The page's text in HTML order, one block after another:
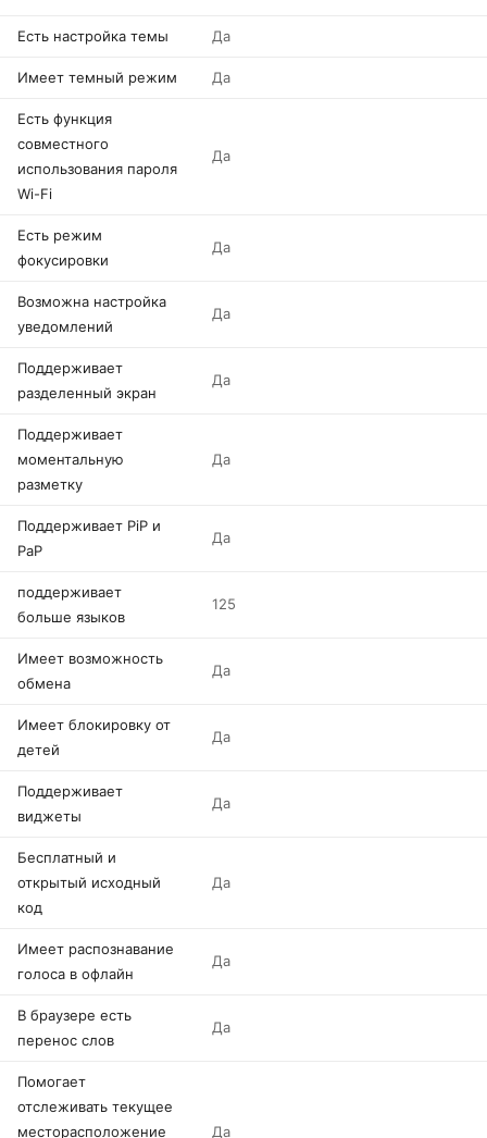
Есть настройка темы Да
Имеет темный режим Да
Есть функция
совместного
использования пароля
Wi-Fi
Да
Есть режим
фокусировки
Да
Возможна настройка
уведомлений
Да
Поддерживает
разделенный экран
Да
Поддерживает
моментальную
разметку
Да
Поддерживает PiP и
PaP
Да
поддерживает
больше языков
125
Имеет возможность
обмена
Да
Имеет блокировку от
детей
Да
Поддерживает
виджеты
Да
Бесплатный и
открытый исходный
код
Да
Имеет распознавание
голоса в офлайн
Да
В браузере есть
перенос слов
Да
Помогает
отслеживать текущее
месторасположение
Да